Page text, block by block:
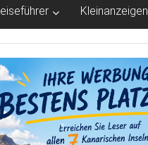
Kleinanzeigen